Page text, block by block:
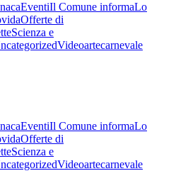
EventiIl Comune informaLo
Offerte di
Scienza e
Videoartecarnevale
EventiIl Comune informaLo
Offerte di
Scienza e
Videoartecarnevale